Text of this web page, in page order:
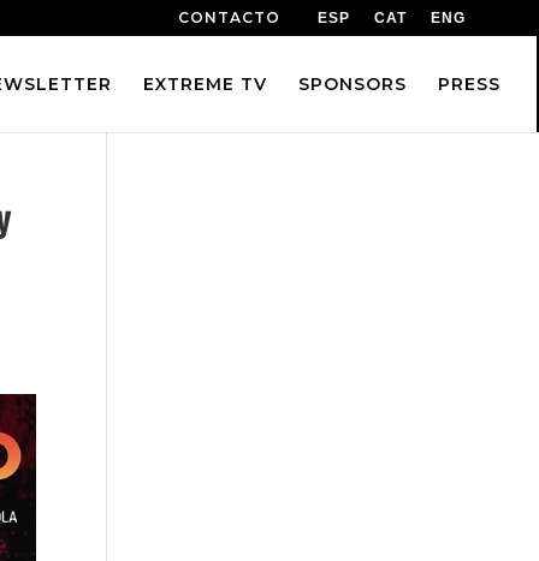
ESP CAT ENG
CONTACTO
EXTREME TV SPONSORS PRESS